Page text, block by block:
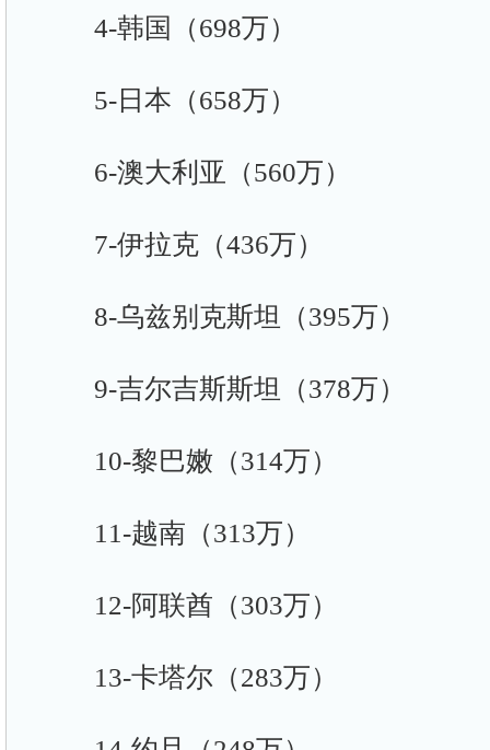
4-韩国（698万）
5-日本（658万）
6-澳大利亚（560万）
7-伊拉克（436万）
8-乌兹别克斯坦（395万）
9-吉尔吉斯斯坦（378万）
10-黎巴嫩（314万）
11-越南（313万）
12-阿联酋（303万）
13-卡塔尔（283万）